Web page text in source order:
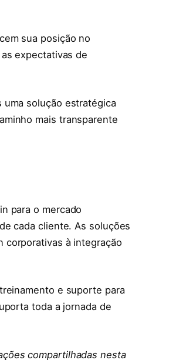
sua posição no
expectativas de
solução estratégica
mais transparente
para o mercado
cada cliente. As soluções
corporativas à integração
e suporte para
toda a jornada de
compartilhadas nesta